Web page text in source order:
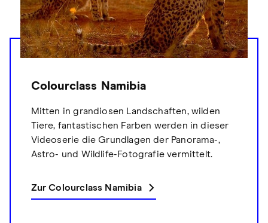
Colourclass Namibia
Mitten in grandiosen Landschaften, wilden
Tiere, fantastischen Farben werden in dieser
Videoserie die Grundlagen der Panorama-,
Astro- und Wildlife-Fotografie vermittelt.
Zur Colourclass Namibia